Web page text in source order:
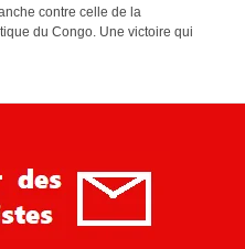
contre celle de la
du Congo. Une victoire qui